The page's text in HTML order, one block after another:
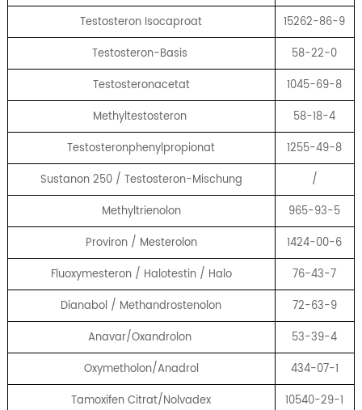
Testosteron Isocaproat
15262-86-9
Testosteron-Basis
58-22-0
Testosteronacetat
1045-69-8
Methyltestosteron
58-18-4
Testosteronphenylpropionat
1255-49-8
Sustanon 250 / Testosteron-Mischung
/
Methyltrienolon
965-93-5
Proviron / Mesterolon
1424-00-6
Fluoxymesteron / Halotestin / Halo
76-43-7
Dianabol / Methandrostenolon
72-63-9
Anavar/Oxandrolon
53-39-4
Oxymetholon/Anadrol
434-07-1
Tamoxifen Citrat/Nolvadex
10540-29-1